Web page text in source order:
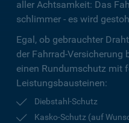
aller Achtsamkeit: Das
schlimmer - es wird
Egal, ob gebrauchter
der Fahrrad-Versicherung
einen Rundumschutz mit
Leistungsbausteinen:
Diebstahl-Schutz
Kasko-Schutz (auf